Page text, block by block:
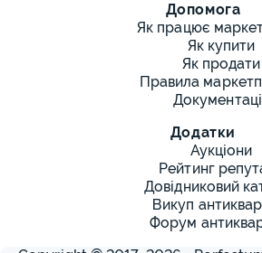
Допомога
Як працює
Як купити
Як продати
Правила
Додатки
Аукціони
Рейтинг
Довідниковий
Викуп
Форум